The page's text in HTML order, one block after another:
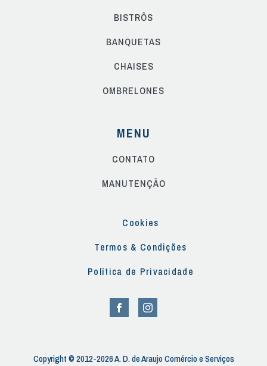
BISTRÔS
BANQUETAS
CHAISES
OMBRELONES
MENU
CONTATO
MANUTENÇÃO
Cookies
Termos & Condições
Política de Privacidade
Copyright © 2012-2026 A. D. de Araujo Comércio e Serviços